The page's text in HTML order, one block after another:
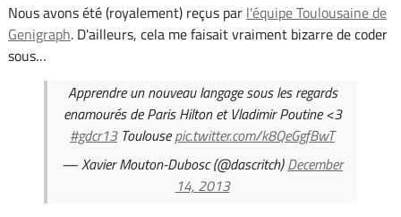
Nous avons été (royalement) reçus par l'équipe Toulousaine de
Genigraph. D'ailleurs, cela me faisait vraiment bizarre de coder
sous…
Apprendre un nouveau langage sous les regards
enamourés de Paris Hilton et Vladimir Poutine <3
#gdcr13Toulousepic.twitter.com/k8QeGgfBwT
— Xavier Mouton-Dubosc (@dascritch)December
14, 2013